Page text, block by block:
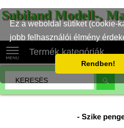
Ez a weboldal sütiket (cookie-
jobb felhasználói élmény
Rendben!
Subiland Modell-,
Termék kategóriák
- Szike